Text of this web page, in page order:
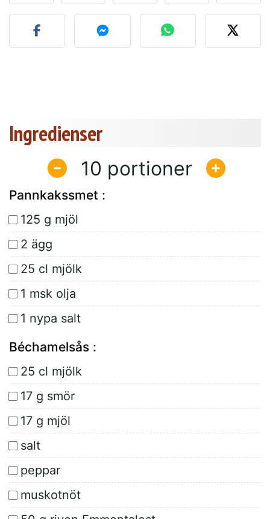
Lägg upp ditt foto av
Ingredienser
10
Pannkakssmet :
125 g mjöl
2 ägg
25 cl mjölk
1 msk olja
1 nypa salt
Béchamelsås :
25 cl mjölk
17 g smör
17 g mjöl
salt
peppar
muskotnöt